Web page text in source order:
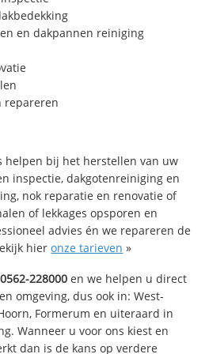
en dakpannen reiniging
repareren
helpen bij het herstellen van uw
inspectie, dakgotenreiniging en
nok reparatie en renovatie of
of lekkages opsporen en
advies én we repareren de
hieronze tarieven »
0562-228000 en we helpen u direct
omgeving, dus ook in: West-
Formerum en uiteraard in
Wanneer u voor ons kiest en
dan is de kans op verdere